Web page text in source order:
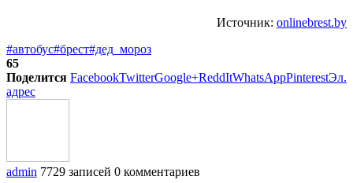
Источник: onlinebrest.by
#автобус#брест#дед_мороз
65
Поделится FacebookTwitterGoogle+ReddItWhatsAppPinterestЭл.
адрес
admin 7729 записей 0 комментариев